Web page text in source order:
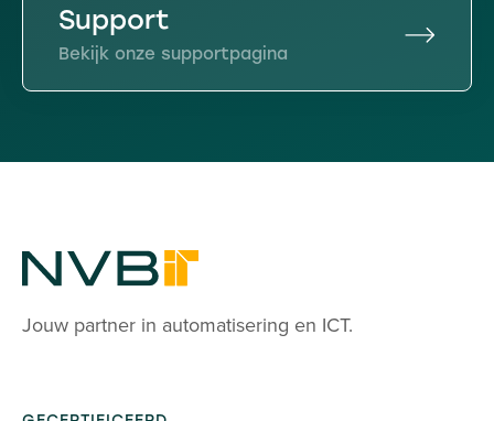
Support
Bekijk onze supportpagina
Jouw partner in automatisering en ICT.